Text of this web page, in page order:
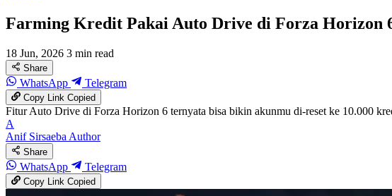
Farming Kredit Pakai Auto Drive di Forza Horizon
18 Jun, 2026 3 min read
Share
WhatsApp Telegram
Copy LinkCopied
Fitur Auto Drive di Forza Horizon 6 ternyata bisa bikin akunmu di-reset ke 10.000
A
Anif SirsaebaAuthor
Share
WhatsApp Telegram
Copy LinkCopied